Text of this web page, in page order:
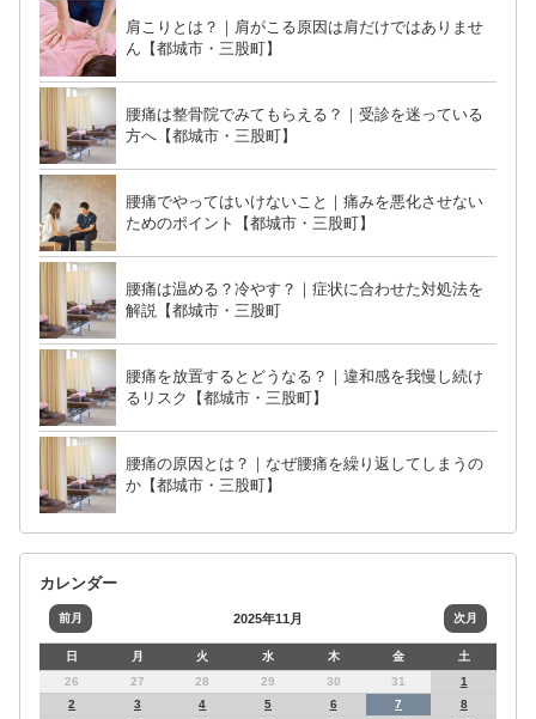
肩こりとは？｜肩がこる原因は肩だけではありませ
ん【都城市・三股町】
腰痛は整骨院でみてもらえる？｜受診を迷っている
方へ【都城市・三股町】
腰痛でやってはいけないこと｜痛みを悪化させない
ためのポイント【都城市・三股町】
腰痛は温める？冷やす？｜症状に合わせた対処法を
解説【都城市・三股町
腰痛を放置するとどうなる？｜違和感を我慢し続け
るリスク【都城市・三股町】
腰痛の原因とは？｜なぜ腰痛を繰り返してしまうの
か【都城市・三股町】
カレンダー
前月 2025年11月 次月
日 月 火 水 木 金
土
26
27 28 29 30 31
1
2
3 4 5 6 7
8